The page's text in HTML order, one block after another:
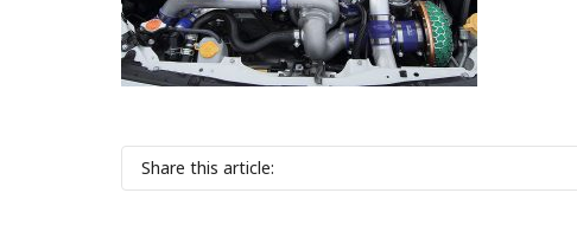
Share this article: